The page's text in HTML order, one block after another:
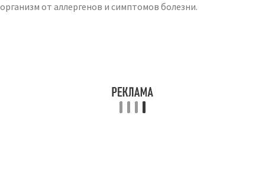
организм от аллергенов и симптомов болезни.